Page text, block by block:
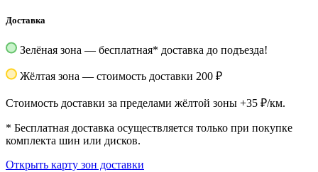
Доставка
Зелёная зона — бесплатная* доставка до подъезда!
Жёлтая зона — стоимость доставки 200 ₽
Стоимость доставки за пределами жёлтой зоны +35 ₽/км.
* Бесплатная доставка осуществляется только при покупке
комплекта шин или дисков.
Открыть карту зон доставки